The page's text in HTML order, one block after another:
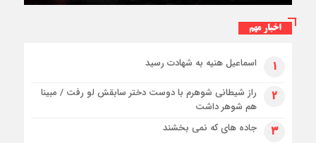
اخبار مهم
۱ اسماعیل هنیه به شهادت رسید
۲
راز شیطانی شوهرم با دوست دختر سابقش لو رفت / مبینا
هم شوهر داشت
۳ جاده های که نمی بخشند